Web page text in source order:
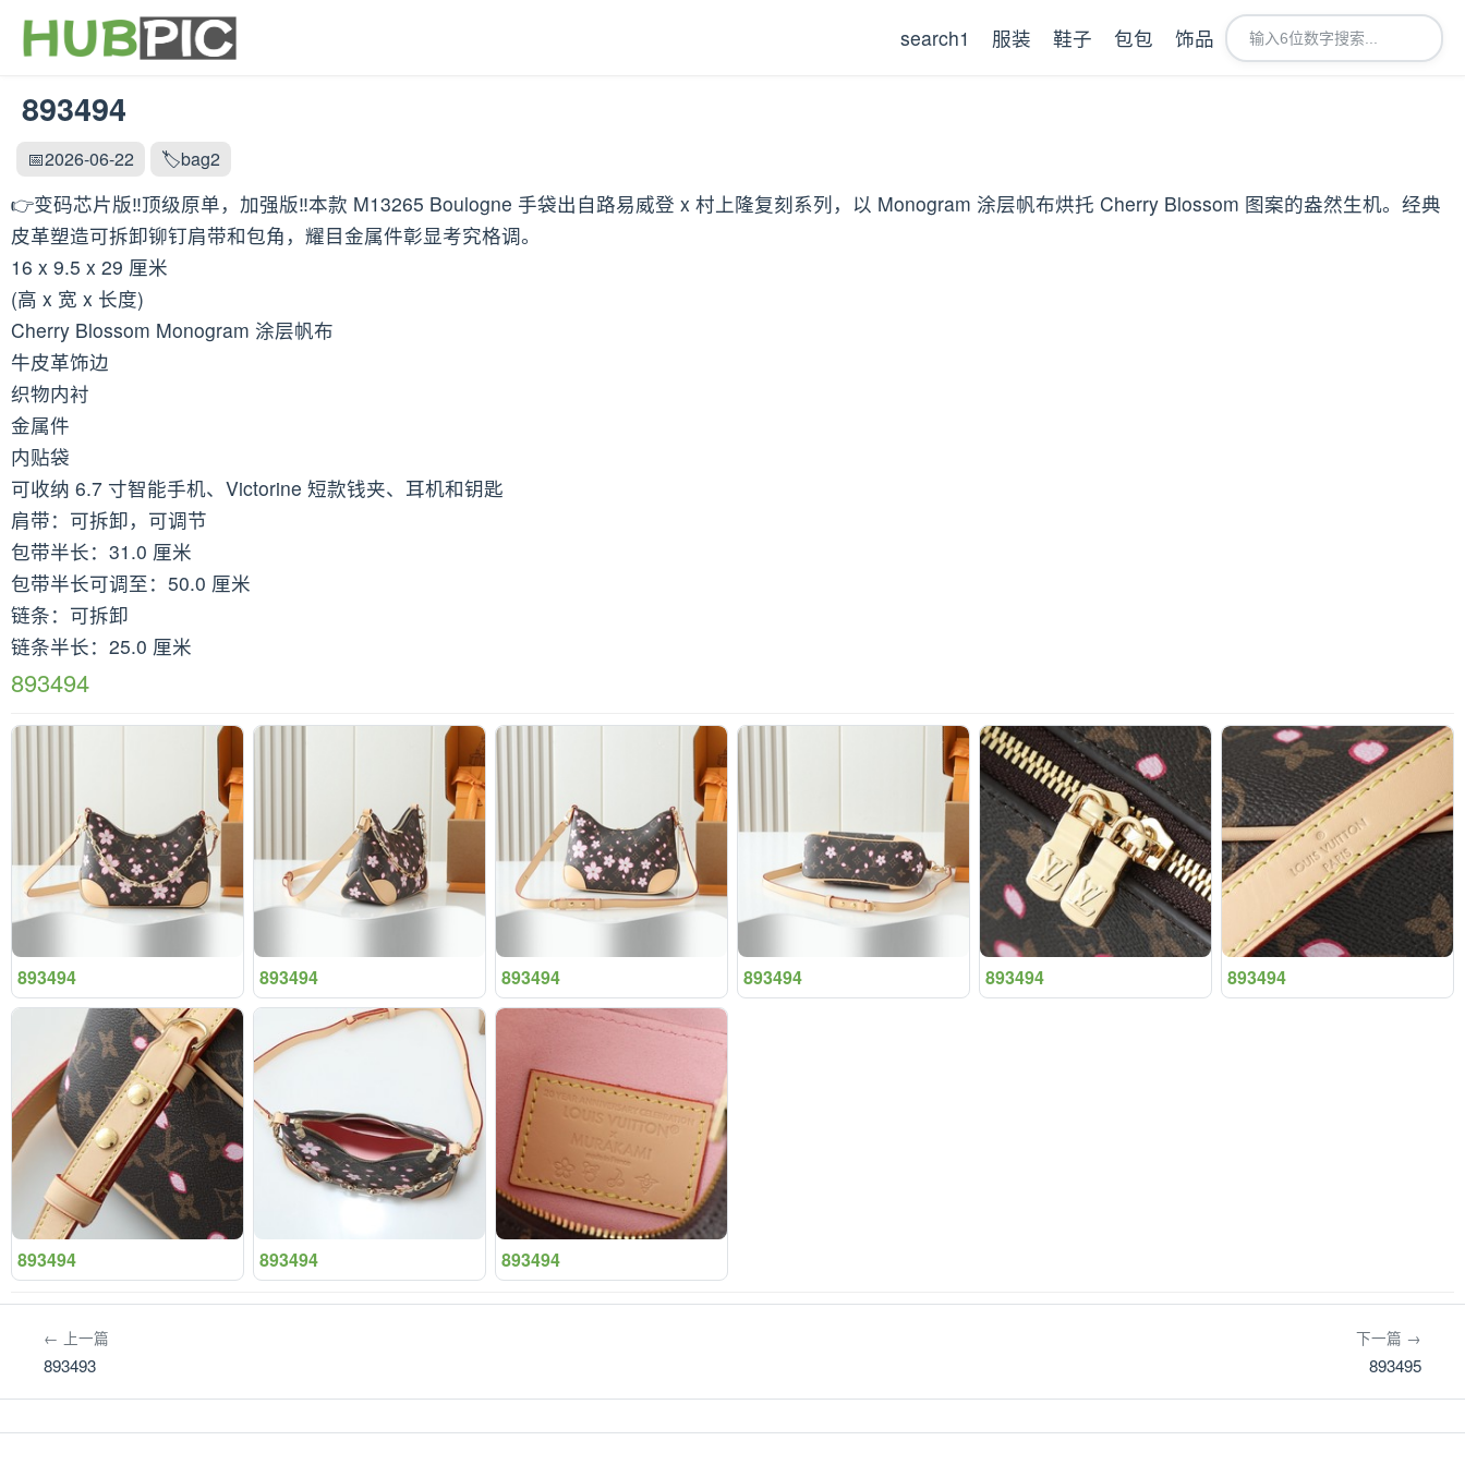
search1 服装 鞋子 包包 饰品
893494
📅2026-06-22 🏷️bag2
👉变码芯片版‼️顶级原单，加强版‼️本款 M13265 Boulogne 手袋出自路易威登 x 村上隆复刻系列，以 Monogram 涂层帆布烘托 Cherry Blossom 图案的盎然生机。经典
皮革塑造可拆卸铆钉肩带和包角，耀目金属件彰显考究格调。
16 x 9.5 x 29 厘米
(高 x 宽 x 长度)
Cherry Blossom Monogram 涂层帆布
牛皮革饰边
织物内衬
金属件
内贴袋
可收纳 6.7 寸智能手机、Victorine 短款钱夹、耳机和钥匙
肩带：可拆卸，可调节
包带半长：31.0 厘米
包带半长可调至：50.0 厘米
链条：可拆卸
链条半长：25.0 厘米
893494
893494 893494 893494 893494 893494 893494
893494 893494 893494
← 上一篇
893493
下一篇 →
893495